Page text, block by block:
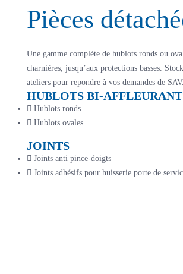
Pièces
Une gamme complète de hublots ronds ou
charnières, jusqu’aux protections basses.
ateliers pour repondre à vos demandes de SAV.
HUBLOTS BI-
Hublots ronds
Hublots ovales
JOINTS
Joints anti pince-doigts
Joints adhésifs pour huisserie porte de